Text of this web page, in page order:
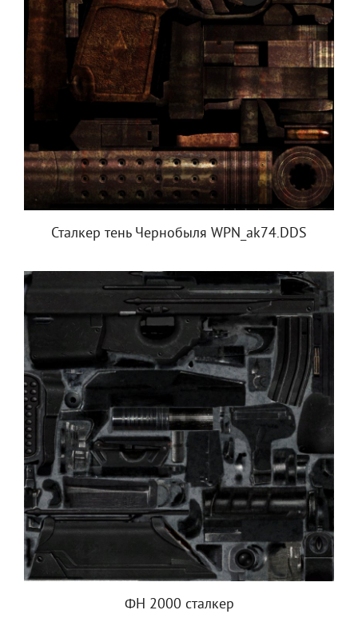
Сталкер тень Чернобыля WPN_ak74.DDS
ФН 2000 сталкер